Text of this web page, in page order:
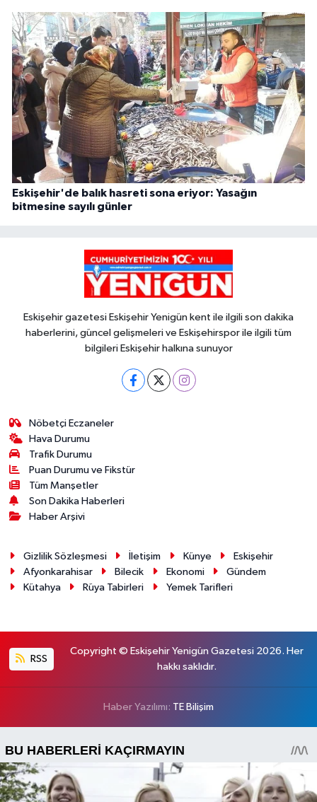
Eskişehir'de balık hasreti sona eriyor: Yasağın
bitmesine sayılı günler
Eskişehir gazetesi Eskişehir Yenigün kent ile ilgili son dakika
haberlerini, güncel gelişmeleri ve Eskişehirspor ile ilgili tüm
bilgileri Eskişehir halkına sunuyor
Nöbetçi Eczaneler
Hava Durumu
Trafik Durumu
Puan Durumu ve Fikstür
Tüm Manşetler
Son Dakika Haberleri
Haber Arşivi
Gizlilik Sözleşmesi İletişim Künye
Eskişehir
Afyonkarahisar
Bilecik Ekonomi
Gündem
Kütahya
Rüya Tabirleri Yemek Tarifleri
RSS
Copyright © Eskişehir Yenigün Gazetesi 2026. Her
hakkı saklıdır.
Haber Yazılımı: TE Bilişim